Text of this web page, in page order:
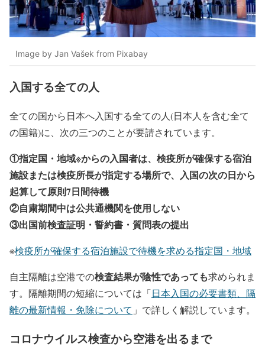
Image by Jan Vašek from Pixabay
入国する全ての人
全ての国から日本へ入国する全ての人(日本人を含む全て
の国籍)に、次の三つのことが要請されています。
①指定国・地域※からの入国者は、検疫所が確保する宿泊
施設または検疫所長が指定する場所で、入国の次の日から
起算して原則7日間待機
②自粛期間中は公共通機関を使用しない
③出国前検査証明・誓約書・質問表の提出
※検疫所が確保する宿泊施設で待機を求める指定国・地域
自主隔離は空港での検査結果が陰性であっても求められま
す。隔離期間の短縮については「日本入国の必要書類、隔
離の最新情報・免除について 」で詳しく解説しています。
コロナウイルス検査から空港を出るまで